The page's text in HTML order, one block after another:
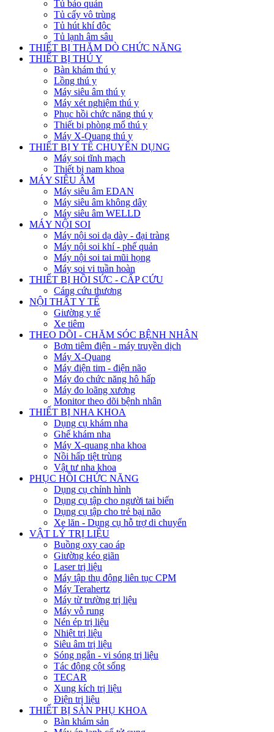
Tủ bảo quản
Tủ cấy vô trùng
Tủ hút khí độc
Tủ lạnh âm sâu
THIẾT BỊ THĂM DÒ CHỨC NĂNG
THIẾT BỊ THÚ Y
Bàn khám thú y
Lồng thú y
Máy siêu âm thú y
Máy xét nghiệm thú y
Phục hồi chức năng thú y
Thiết bị phòng mổ thú y
Máy X-Quang thú y
THIẾT BỊ Y TẾ CHUYÊN DỤNG
Máy soi tĩnh mạch
Thiết bị nam khoa
MÁY SIÊU ÂM
Máy siêu âm EDAN
Máy siêu âm không dây
Máy siêu âm WELLD
MÁY NỘI SOI
Máy nội soi dạ dày - đại tràng
Máy nội soi khí - phế quản
Máy nội soi tai mũi họng
Máy soi vi tuần hoàn
THIẾT BỊ HỒI SỨC - CẤP CỨU
Cáng cứu thương
NỘI THẤT Y TẾ
Giường y tế
Xe tiêm
THEO DÕI - CHĂM SÓC BỆNH NHÂN
Bơm tiêm điện - máy truyền dịch
Máy X-Quang
Máy điện tim - điện não
Máy đo chức năng hô hấp
Máy đo loãng xương
Monitor theo dõi bệnh nhân
THIẾT BỊ NHA KHOA
Dụng cụ khám nha
Ghế khám nha
Máy X-quang nha khoa
Nồi hấp tiệt trùng
Vật tư nha khoa
PHỤC HỒI CHỨC NĂNG
Dụng cụ chỉnh hình
Dụng cụ tập cho người tai biến
Dụng cụ tập cho trẻ bại não
Xe lăn - Dụng cụ hỗ trợ di chuyển
VẬT LÝ TRỊ LIỆU
Buồng oxy cao áp
Giường kéo giãn
Laser trị liệu
Máy tập thụ động liên tục CPM
Máy Terahertz
Máy từ trường trị liệu
Máy vỗ rung
Nén ép trị liệu
Nhiệt trị liệu
Siêu âm trị liệu
Sóng ngắn - vi sóng trị liệu
Tác động cột sống
TECAR
Xung kích trị liệu
Điện trị liệu
THIẾT BỊ SẢN PHỤ KHOA
Bàn khám sản